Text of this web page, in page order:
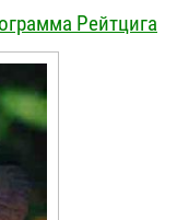
Рейтцига